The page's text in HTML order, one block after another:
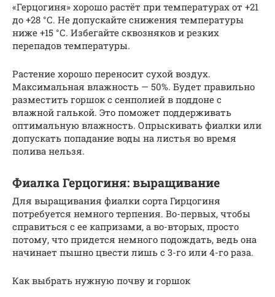
«Герцогиня» хорошо растёт при температурах от +21
до +28 °С. Не допускайте снижения температуры
ниже +15 °С. Избегайте сквозняков и резких
перепадов температуры.
Растение хорошо переносит сухой воздух.
Максимальная влажность — 50%. Будет правильно
разместить горшок с сенполией в поддоне с
влажной галькой. Это поможет поддерживать
оптимальную влажность. Опрыскивать фиалки или
допускать попадание воды на листья во время
полива нельзя.
Фиалка Герцогиня: выращивание
Для выращивания фиалки сорта Гирцогиня
потребуется немного терпения. Во-первых, чтобы
справиться с ее капризами, а во-вторых, просто
потому, что придется немного подождать, ведь она
начинает пышно цвести лишь с 3-го или 4-го раза.
Как выбрать нужную почву и горшок